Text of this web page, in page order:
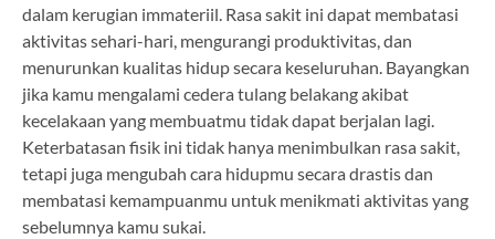
dalam kerugian immateriil. Rasa sakit ini dapat membatasi
aktivitas sehari-hari, mengurangi produktivitas, dan
menurunkan kualitas hidup secara keseluruhan. Bayangkan
jika kamu mengalami cedera tulang belakang akibat
kecelakaan yang membuatmu tidak dapat berjalan lagi.
Keterbatasan fisik ini tidak hanya menimbulkan rasa sakit,
tetapi juga mengubah cara hidupmu secara drastis dan
membatasi kemampuanmu untuk menikmati aktivitas yang
sebelumnya kamu sukai.